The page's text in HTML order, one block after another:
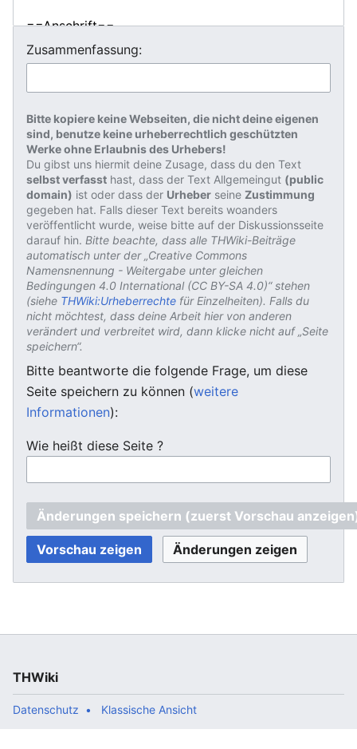
Zusammenfassung:
Bitte kopiere keine Webseiten, die nicht deine eigenen
sind, benutze keine urheberrechtlich geschützten
Werke ohne Erlaubnis des Urhebers!
Du gibst uns hiermit deine Zusage, dass du den Text
selbst verfasst hast, dass der Text Allgemeingut (public
domain) ist oder dass der Urheber seine Zustimmung
gegeben hat. Falls dieser Text bereits woanders
veröffentlicht wurde, weise bitte auf der Diskussionsseite
darauf hin. Bitte beachte, dass alle THWiki-Beiträge
automatisch unter der „Creative Commons
Namensnennung - Weitergabe unter gleichen
Bedingungen 4.0 International (CC BY-SA 4.0)“ stehen
(siehe THWiki:Urheberrechte für Einzelheiten). Falls du
nicht möchtest, dass deine Arbeit hier von anderen
verändert und verbreitet wird, dann klicke nicht auf „Seite
speichern“.
Bitte beantworte die folgende Frage, um diese
Seite speichern zu können (weitere
Informationen):
Wie heißt diese Seite ?
THWiki
Datenschutz Klassische Ansicht